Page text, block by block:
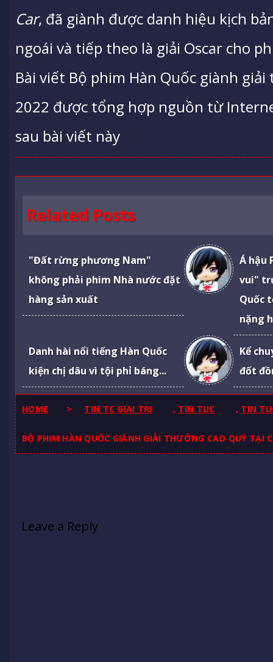
Car, đã giành được danh hiệu kịch
ngoái và tiếp theo là giải Oscar cho
Bài viết Bộ phim Hàn Quốc giành
2022 được tổng hợp nguồn từ
sau bài viết này
Related Posts
"Đất rừng phương Nam"
không phải phim Nhà nước đặt
hàng sản xuất
Á hậu
vui"
Quốc
nặng
Danh hài nổi tiếng Hàn Quốc
kiện chị dâu vì tội phỉ báng...
Kể
đốt
HOME > TIN TC GIAI TRI , TIN TUC , TIN
BỘ PHIM HÀN QUỐC GIÀNH GIẢI THƯỞNG CAO QUÝ TẠI
Leave a Reply